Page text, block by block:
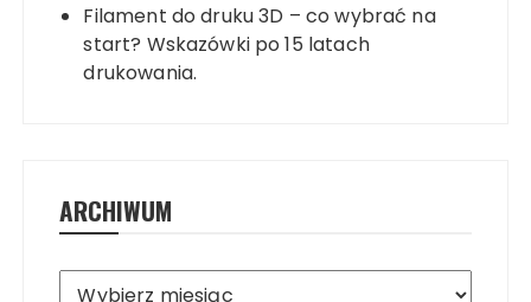
Filament do druku 3D – co wybrać na
start? Wskazówki po 15 latach
drukowania.
ARCHIWUM
Archiwum